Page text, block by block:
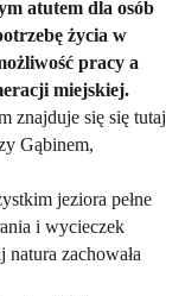
atutem dla osób
życia w
żliwość pracy a
miejskiej.
znajduje się się tutaj
Gąbinem,
jeziora pełne
i wycieczek
zachowała